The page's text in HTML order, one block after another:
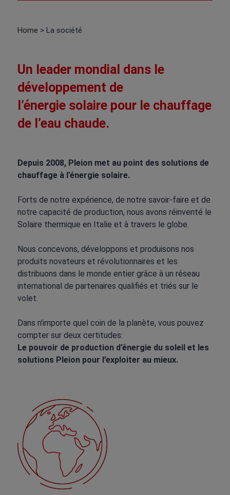
Home > La société
Un leader mondial dans le
développement de
l’énergie solaire pour le chauffage
de l’eau chaude.
Depuis 2008, Pleion met au point des solutions de
chauffage à l’énergie solaire.
Forts de notre expérience, de notre savoir-faire et de
notre capacité de production, nous avons réinventé le
Solaire thermique en Italie et à travers le globe.
Nous concevons, développons et produisons nos
produits novateurs et révolutionnaires et les
distribuons dans le monde entier grâce à un réseau
international de partenaires qualifiés et triés sur le
volet.
Dans n'importe quel coin de la planète, vous pouvez
compter sur deux certitudes:
Le pouvoir de production d’énergie du soleil et les
solutions Pleion pour l’exploiter au mieux.